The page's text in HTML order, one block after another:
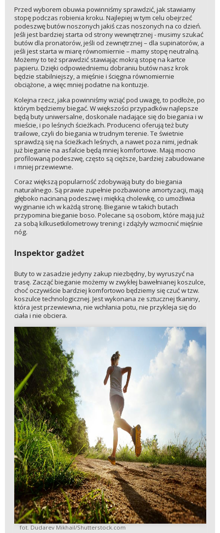
Przed wyborem obuwia powinniśmy sprawdzić, jak stawiamy
stopę podczas robienia kroku. Najlepiej w tym celu obejrzeć
podeszwę butów noszonych jakiś czas noszonych na co dzień.
Jeśli jest bardziej starta od strony wewnętrznej - musimy szukać
butów dla pronatorów, jeśli od zewnętrznej – dla supinatorów, a
jeśli jest starta w miarę równomiernie – mamy stopę neutralną.
Możemy to też sprawdzić stawiając mokrą stopę na kartce
papieru. Dzięki odpowiedniemu dobraniu butów nasz krok
będzie stabilniejszy, a mięśnie i ścięgna równomiernie
obciążone, a więc mniej podatne na kontuzje.
Kolejna rzecz, jaka powinniśmy wziąć pod uwagę, to podłoże, po
którym będziemy biegać. W większości przypadków najlepsze
będą buty uniwersalne, doskonale nadające się do biegania i w
mieście, i po leśnych ścieżkach. Producenci oferują też buty
trailowe, czyli do biegania w trudnym terenie. Te świetnie
sprawdzą się na ścieżkach leśnych, a nawet poza nimi, jednak
już bieganie na asfalcie będą mniej komfortowe. Mają mocno
profilowaną podeszwę, często są cięższe, bardziej zabudowane
i mniej przewiewne.
Coraz większą popularność zdobywają buty do biegania
naturalnego. Są prawie zupełnie pozbawione amortyzacji, mają
głęboko nacinaną podeszwę i miękką cholewkę, co umożliwia
wyginanie ich w każdą stronę. Bieganie w takich butach
przypomina bieganie boso. Polecane są osobom, które mają już
za sobą kilkusetkilometrowy trening i zdążyły wzmocnić mięśnie
nóg.
Inspektor gadżet
Buty to w zasadzie jedyny zakup niezbędny, by wyruszyć na
trasę. Zacząć bieganie możemy w zwykłej bawełnianej koszulce,
choć oczywiście bardziej komfortowo będziemy się czuć w tzw.
koszulce technologicznej. Jest wykonana ze sztucznej tkaniny,
która jest przewiewna, nie wchłania potu, nie przykleja się do
ciała i nie obciera.
fot. Dudarev Mikhail/Shutterstock.com